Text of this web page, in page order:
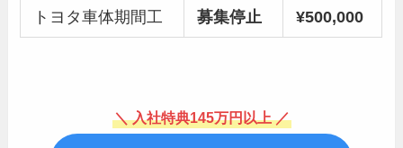
トヨタ車体期間工 募集停止 ¥500,000
＼ 入社特典145万円以上 ／